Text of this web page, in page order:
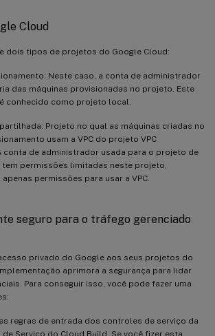
Cloud
dois tipos de projetos do Google Cloud:
Neste caso, a conta de administrador
das máquinas provisionadas no projeto. Este
conhecido como projeto local.
Projeto no qual as máquinas criadas no
usam a VPC do projeto VPC
conta de administrador usada para o projeto de
permissões limitadas neste projeto,
permissões para usar a VPC.
seguro para o tráfego gerenciado
privado do Google aos seus projetos do
aprimora a segurança para lidar
Para conseguir isso, você pode fazer uma
regras de entrada dos controles de serviço da
de Serviço do Cloud Build. Se você fizer esta